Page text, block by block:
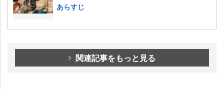
あらすじ
関連記事をもっと見る